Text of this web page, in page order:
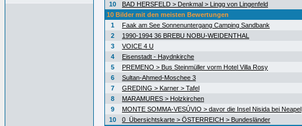
10
BAD HERSFELD > Denkmal > Lingg von Lingenfeld
10 Bilder mit den meisten Bewertungen
1
Faak am See Sonnenuntergang Camping Sandbank
2
1990-1994 36 BREBU NOBU-WEIDENTHAL
3
VOICE 4 U
4
Eisenstadt - Haydnkirche
5
PREMENO > Bus Steinmüller vorm Hotel Villa Rosy
6
Sultan-Ahmed-Moschee 3
7
GREDING > Karner > Tafel
8
MARAMURES > Holzkirchen
9
MONTE SOMMA-VESÚVIO > davor die Insel Nisida bei Neapel
10
0_Übersichtskarte > ÖSTERREICH > Bundesländer